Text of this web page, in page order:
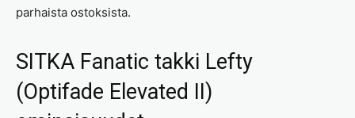
parhaista ostoksista.
SITKA Fanatic takki Lefty
(Optifade Elevated II)